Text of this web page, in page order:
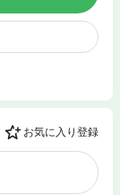
お気に入り登録